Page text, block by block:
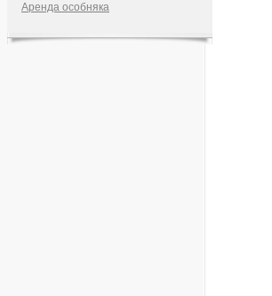
Аренда особняка